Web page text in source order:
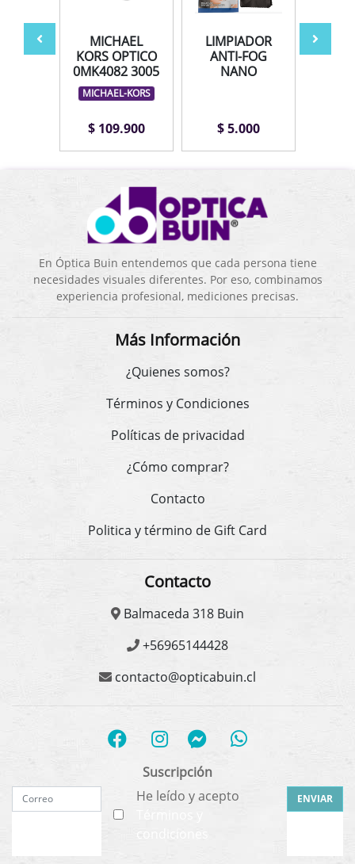
MICHAEL
KORS OPTICO
0MK4082 3005
MICHAEL-KORS
$ 109.900
LIMPIADOR
ANTI-FOG
NANO
$ 5.000
En Óptica Buin entendemos que cada persona tiene
necesidades visuales diferentes. Por eso, combinamos
experiencia profesional, mediciones precisas.
Más Información
¿Quienes somos?
Términos y Condiciones
Políticas de privacidad
¿Cómo comprar?
Contacto
Politica y término de Gift Card
Contacto
Balmaceda 318 Buin
+56965144428
contacto@opticabuin.cl
Suscripción
He leído y acepto
condiciones
ENVIAR